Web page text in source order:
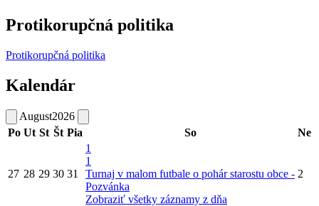
Protikorupčná politika
Protikorupčná politika
Kalendár
August2026
Po Ut St Št Pia So Ne
27 28 29 30 31
1
1
Turnaj v malom futbale o pohár starostu obce -
Pozvánka
Zobraziť všetky záznamy z dňa
2